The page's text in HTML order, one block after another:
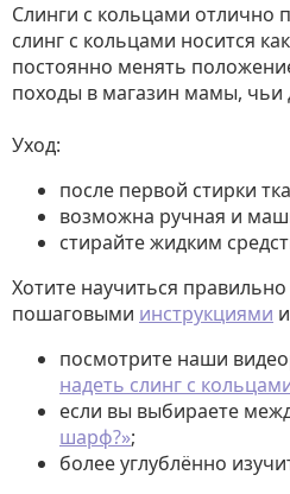
Слинги с кольцами отлично
слинг с кольцами носится
постоянно менять
походы в магазин мамы, чьи
Уход:
после первой стирки
возможна ручная и
стирайте жидким
Хотите научиться
пошаговыми инструкциями и
посмотрите наши
надеть слинг с
если вы выбираете
шарф?»;
более углублённо